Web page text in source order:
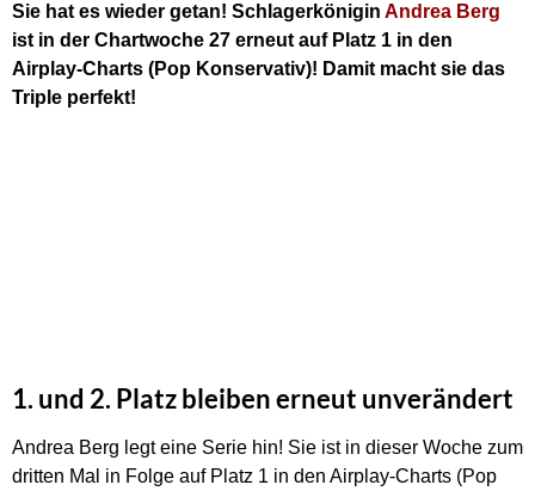
Sie hat es wieder getan! Schlagerkönigin Andrea Berg
ist in der Chartwoche 27 erneut auf Platz 1 in den
Airplay-Charts (Pop Konservativ)! Damit macht sie das
Triple perfekt!
1. und 2. Platz bleiben erneut unverändert
Andrea Berg legt eine Serie hin! Sie ist in dieser Woche zum
dritten Mal in Folge auf Platz 1 in den Airplay-Charts (Pop